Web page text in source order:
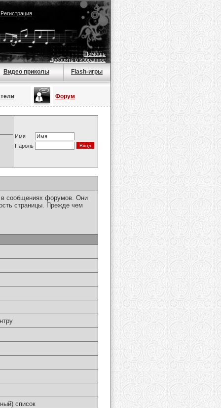
Регистрация
Помощь
Добавить в избранное
Видео приколы Flash-игры
Форум
Имя
Пароль
в сообщениях форумов. Они
страницы. Прежде чем
список